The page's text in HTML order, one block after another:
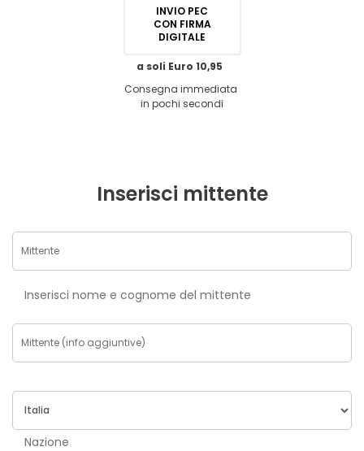
INVIO PEC
CON FIRMA
DIGITALE
a soli Euro 10,95
Consegna immediata
in pochi secondi
Inserisci mittente
Inserisci nome e cognome del mittente
Nazione